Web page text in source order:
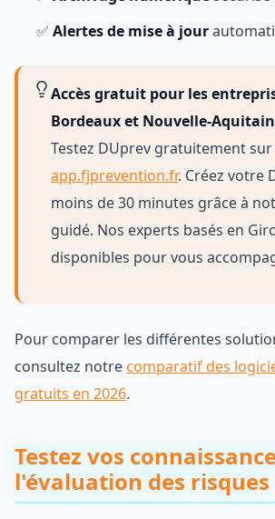
✅ Alertes de mise à jour
Accès gratuit pour les
Bordeaux et Nouvelle-
Testez DUprev gratuitement sur
app.fjprevention.fr. Créez votre
moins de 30 minutes grâce à
guidé. Nos experts basés en
disponibles pour vous
Pour comparer les différentes
consultez notre comparatif des
gratuits en 2026.
Testez vos
l'évaluation des risques